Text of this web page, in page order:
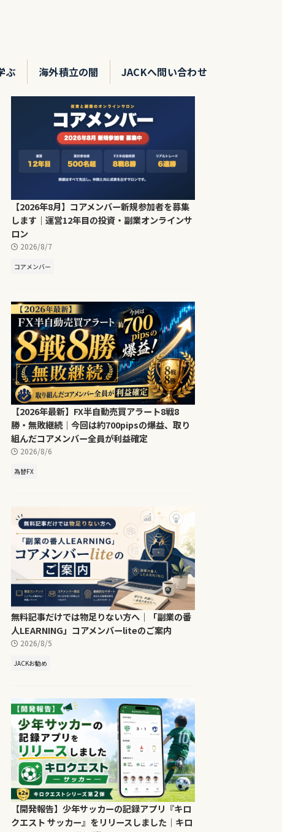
ぶ 海外積立の闇 JACKへ問い合わせ
【2026年8月】コアメンバー新規参加者を募集
します｜運営12年目の投資・副業オンラインサ
ロン
2026/8/7
コアメンバー
【2026年最新】FX半自動売買アラート8戦8
勝・無敗継続｜今回は約700pipsの爆益、取り
組んだコアメンバー全員が利益確定
2026/8/6
為替FX
無料記事だけでは物足りない方へ｜「副業の番
人LEARNING」コアメンバーliteのご案内
2026/8/5
JACKお勧め
【開発報告】少年サッカーの記録アプリ『キロ
クエスト サッカー』をリリースしました｜キロ